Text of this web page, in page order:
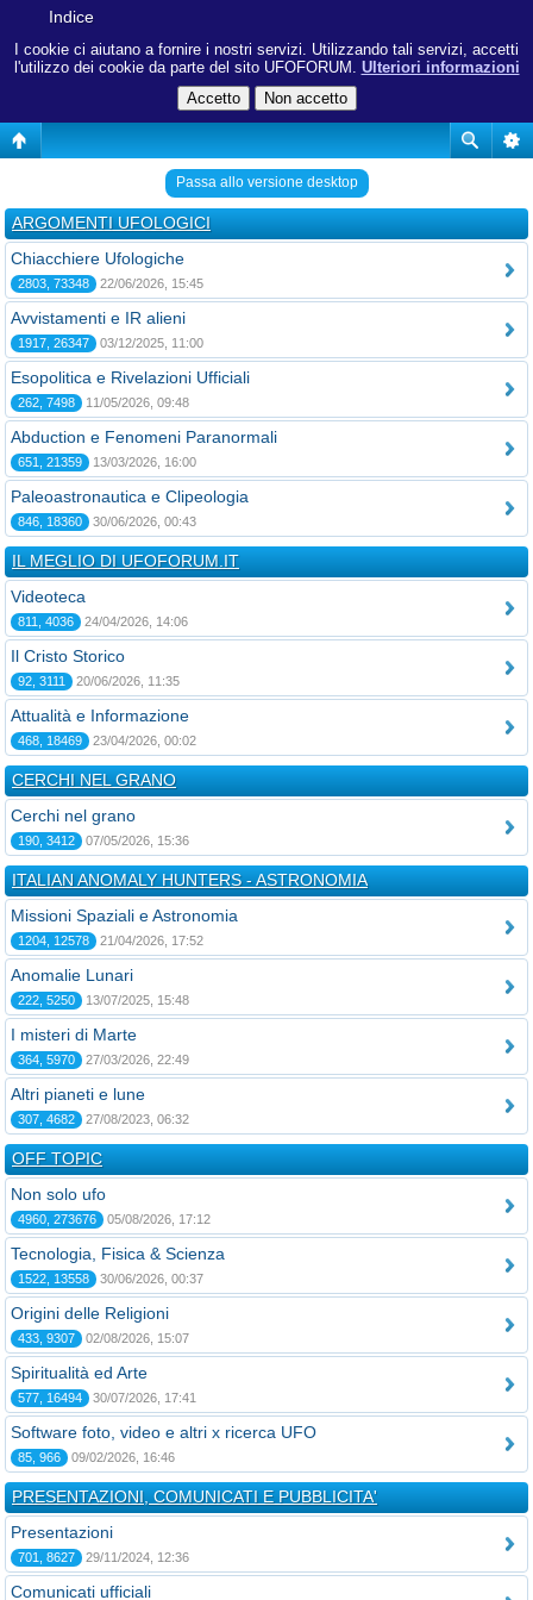
I cookie ci aiutano a fornire i nostri servizi. Utilizzando tali servizi, accetti
l'utilizzo dei cookie da parte del sito UFOFORUM. Ulteriori informazioni
Indice
Passa allo versione desktop
ARGOMENTI UFOLOGICI
Chiacchiere Ufologiche
2803, 73348 22/06/2026, 15:45
Avvistamenti e IR alieni
1917, 26347 03/12/2025, 11:00
Esopolitica e Rivelazioni Ufficiali
262, 7498 11/05/2026, 09:48
Abduction e Fenomeni Paranormali
651, 21359 13/03/2026, 16:00
Paleoastronautica e Clipeologia
846, 18360 30/06/2026, 00:43
IL MEGLIO DI UFOFORUM.IT
Videoteca
811, 4036 24/04/2026, 14:06
Il Cristo Storico
92, 3111 20/06/2026, 11:35
Attualità e Informazione
468, 18469 23/04/2026, 00:02
CERCHI NEL GRANO
Cerchi nel grano
190, 3412 07/05/2026, 15:36
ITALIAN ANOMALY HUNTERS - ASTRONOMIA
Missioni Spaziali e Astronomia
1204, 12578 21/04/2026, 17:52
Anomalie Lunari
222, 5250 13/07/2025, 15:48
I misteri di Marte
364, 5970 27/03/2026, 22:49
Altri pianeti e lune
307, 4682 27/08/2023, 06:32
OFF TOPIC
Non solo ufo
4960, 273676 05/08/2026, 17:12
Tecnologia, Fisica & Scienza
1522, 13558 30/06/2026, 00:37
Origini delle Religioni
433, 9307 02/08/2026, 15:07
Spiritualità ed Arte
577, 16494 30/07/2026, 17:41
Software foto, video e altri x ricerca UFO
85, 966 09/02/2026, 16:46
PRESENTAZIONI, COMUNICATI E PUBBLICITA'
Presentazioni
701, 8627 29/11/2024, 12:36
Comunicati ufficiali